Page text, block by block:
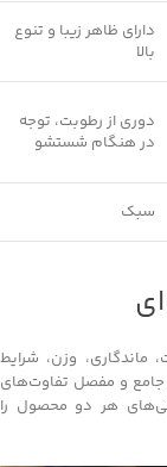
دارای ظاهر زیبا و تنوع
بالا
دوری از رطوبت، توجه
در هنگام شستشو
سبک
وزن، شرایط
جامع و مفصل تفاوت‌های
هر دو محصول را